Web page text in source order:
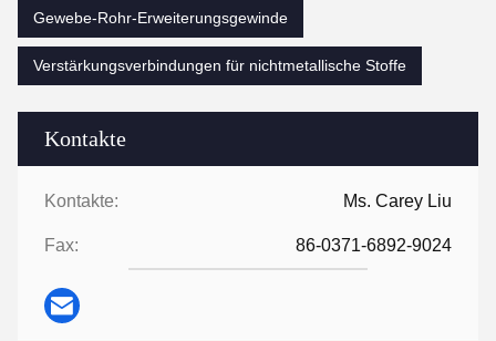
Kontakte
Kontakte: Ms. Carey Liu
Fax: 86-0371-6892-9024
Gewebe-Rohr-Erweiterungsgewinde
Verstärkungsverbindungen für nichtmetallische Stoffe